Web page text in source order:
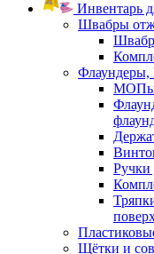
Инвентарь
Швабры
МОПы
Ручки
Щётки и